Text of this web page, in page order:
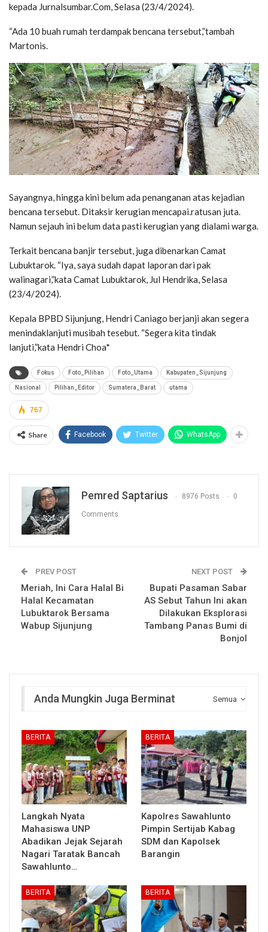
kepada Jurnalsumbar.Com, Selasa (23/4/2024).
“Ada 10 buah rumah terdampak bencana tersebut,”tambah
Martonis.
Sayangnya, hingga kini belum ada penanganan atas kejadian
bencana tersebut. Ditaksir kerugian mencapai.ratusan juta.
Namun sejauh ini belum data pasti kerugian yang dialami warga.
Terkait bencana banjir tersebut, juga dibenarkan Camat
Lubuktarok. “Iya, saya sudah dapat laporan dari pak
walinagari,”kata Camat Lubuktarok, Jul Hendrika, Selasa
(23/4/2024).
Kepala BPBD Sijunjung, Hendri Caniago berjanji akan segera
menindaklanjuti musibah tesebut. “Segera kita tindak
lanjuti,”kata Hendri Choa*
Fokus Foto_Pilihan Foto_Utama Kabupaten_Sijunjung
Nasional Pilihan_Editor Sumatera_Barat utama
767
Share Facebook Twitter WhatsApp
Pemred Saptarius 8976 Posts 0
Comments
PREV POST
Meriah, Ini Cara Halal Bi
Halal Kecamatan
Lubuktarok Bersama
Wabup Sijunjung
NEXT POST
Bupati Pasaman Sabar
AS Sebut Tahun Ini akan
Dilakukan Eksplorasi
Tambang Panas Bumi di
Bonjol
Semua
Anda Mungkin Juga Berminat
BERITA
Langkah Nyata
Mahasiswa UNP
Abadikan Jejak Sejarah
Nagari Taratak Bancah
Sawahlunto…
BERITA
Kapolres Sawahlunto
Pimpin Sertijab Kabag
SDM dan Kapolsek
Barangin
BERITA BERITA